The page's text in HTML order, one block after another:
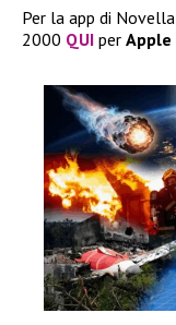
Per la app di Novella
2000 QUI per Apple